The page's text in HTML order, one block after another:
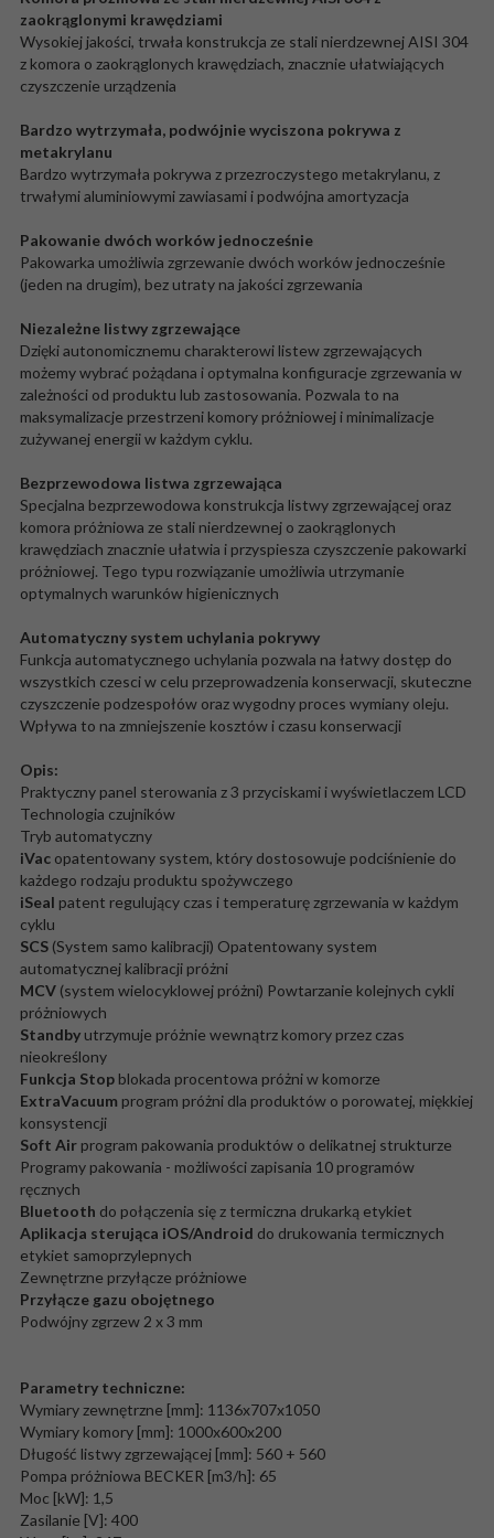
zaokrąglonymi krawędziami
Wysokiej jakości, trwała konstrukcja ze stali nierdzewnej AISI 304
z komora o zaokrąglonych krawędziach, znacznie ułatwiających
czyszczenie urządzenia
Bardzo wytrzymała, podwójnie wyciszona pokrywa z
metakrylanu
Bardzo wytrzymała pokrywa z przezroczystego metakrylanu, z
trwałymi aluminiowymi zawiasami i podwójna amortyzacja
Pakowanie dwóch worków jednocześnie
Pakowarka umożliwia zgrzewanie dwóch worków jednocześnie
(jeden na drugim), bez utraty na jakości zgrzewania
Niezależne listwy zgrzewające
Dzięki autonomicznemu charakterowi listew zgrzewających
możemy wybrać pożądana i optymalna konfiguracje zgrzewania w
zależności od produktu lub zastosowania. Pozwala to na
maksymalizacje przestrzeni komory próżniowej i minimalizacje
zużywanej energii w każdym cyklu.
Bezprzewodowa listwa zgrzewająca
Specjalna bezprzewodowa konstrukcja listwy zgrzewającej oraz
komora próżniowa ze stali nierdzewnej o zaokrąglonych
krawędziach znacznie ułatwia i przyspiesza czyszczenie pakowarki
próżniowej. Tego typu rozwiązanie umożliwia utrzymanie
optymalnych warunków higienicznych
Automatyczny system uchylania pokrywy
Funkcja automatycznego uchylania pozwala na łatwy dostęp do
wszystkich czesci w celu przeprowadzenia konserwacji, skuteczne
czyszczenie podzespołów oraz wygodny proces wymiany oleju.
Wpływa to na zmniejszenie kosztów i czasu konserwacji
Opis:
Praktyczny panel sterowania z 3 przyciskami i wyświetlaczem LCD
Technologia czujników
Tryb automatyczny
iVac opatentowany system, który dostosowuje podciśnienie do
każdego rodzaju produktu spożywczego
iSeal patent regulujący czas i temperaturę zgrzewania w każdym
cyklu
SCS (System samo kalibracji) Opatentowany system
automatycznej kalibracji próżni
MCV (system wielocyklowej próżni) Powtarzanie kolejnych cykli
próżniowych
Standby utrzymuje próżnie wewnątrz komory przez czas
nieokreślony
Funkcja Stop blokada procentowa próżni w komorze
ExtraVacuum program próżni dla produktów o porowatej, miękkiej
konsystencji
Soft Air program pakowania produktów o delikatnej strukturze
Programy pakowania - możliwości zapisania 10 programów
ręcznych
Bluetooth do połączenia się z termiczna drukarką etykiet
Aplikacja sterująca iOS/Android do drukowania termicznych
etykiet samoprzylepnych
Zewnętrzne przyłącze próżniowe
Przyłącze gazu obojętnego
Podwójny zgrzew 2 x 3 mm
Parametry techniczne:
Wymiary zewnętrzne [mm]: 1136x707x1050
Wymiary komory [mm]: 1000x600x200
Długość listwy zgrzewającej [mm]: 560 + 560
Pompa próżniowa BECKER [m3/h]: 65
Moc [kW]: 1,5
Zasilanie [V]: 400